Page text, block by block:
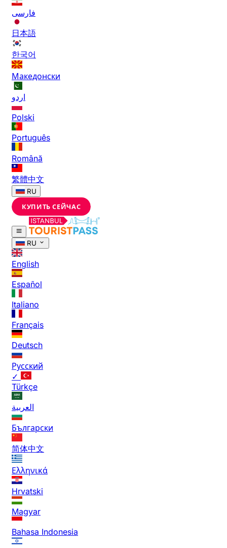
فارسی
日本語
한국어
Македонски
اردو
Polski
Português
Română
繁體中文
RU
КУПИТЬ СЕЙЧАС
RU
English
Español
Italiano
Français
Deutsch
Русский
✓
Türkçe
العربية
Български
简体中文
Ελληνικά
Hrvatski
Magyar
Bahasa Indonesia